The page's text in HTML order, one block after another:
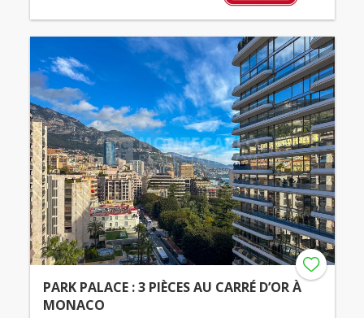
PARK PALACE : 3 PIÈCES AU CARRÉ D’OR À
MONACO